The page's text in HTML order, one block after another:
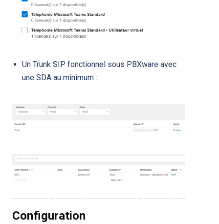
Un Trunk SIP fonctionnel sous PBXware avec
une SDA au minimum :
Configuration